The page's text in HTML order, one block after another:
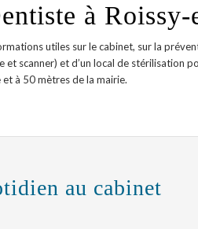
à Roissy-
utiles sur le cabinet, sur la
scanner) et d’un local de stérilisation
à 50 mètres de la mairie.
au cabinet